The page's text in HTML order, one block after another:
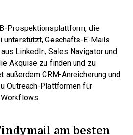
Prospektionsplattform, die
unterstützt, Geschäfts-E-Mails
LinkedIn, Sales Navigator und
Akquise zu finden und zu
CRM-Anreicherung und
Outreach-Plattformen für
am besten